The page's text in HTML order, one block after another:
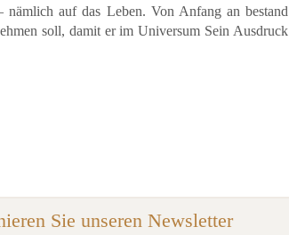
auf das Leben. Von Anfang an bestand
soll, damit er im Universum Sein Ausdruck
Sie unseren Newsletter